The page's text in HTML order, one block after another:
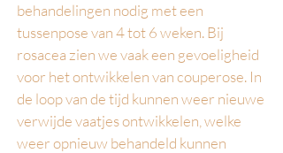
behandelingen nodig met een
tussenpose van 4 tot 6 weken. Bij
rosacea zien we vaak een gevoeligheid
voor het ontwikkelen van couperose. In
de loop van de tijd kunnen weer nieuwe
verwijde vaatjes ontwikkelen, welke
weer opnieuw behandeld kunnen